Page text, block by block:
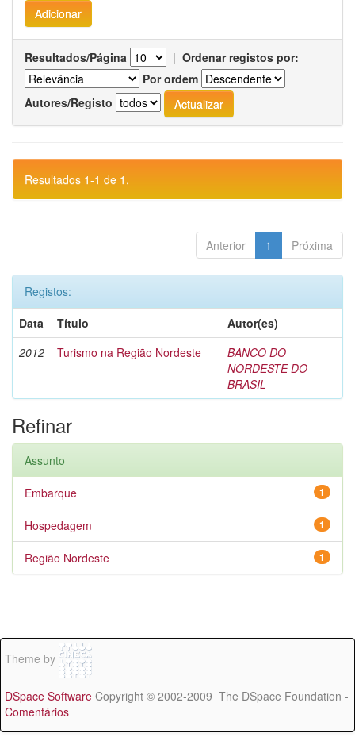
Resultados/Página | Ordenar registos por:
Por ordem
Autores/Registo
Resultados 1-1 de 1.
Anterior 1 Próxima
Registos:
Data
Título
Autor(es)
2012
Turismo na Região Nordeste
BANCO DO
NORDESTE DO
BRASIL
Refinar
Assunto
1
Embarque
1
Hospedagem
1
Região Nordeste
Theme by
DSpace Software Copyright © 2002-2009 The DSpace Foundation -
Comentários